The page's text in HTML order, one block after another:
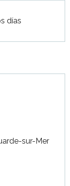
días
sur-Mer